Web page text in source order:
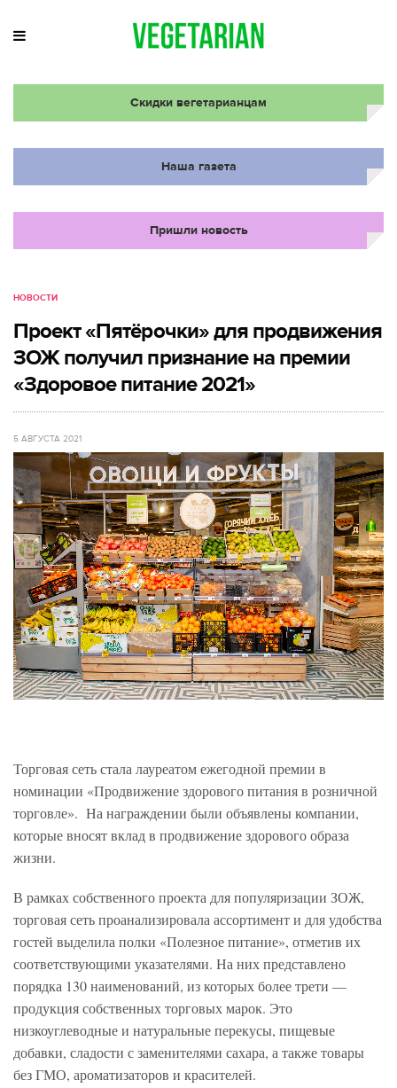
Скидки вегетарианцам
Наша газета
Пришли новость
НОВОСТИ
Проект «Пятёрочки» для продвижения
ЗОЖ получил признание на премии
«Здоровое питание 2021»
5 АВГУСТА 2021
Торговая сеть стала лауреатом ежегодной премии в
номинации «Продвижение здорового питания в розничной
торговле». На награждении были объявлены компании,
которые вносят вклад в продвижение здорового образа
жизни.
В рамках собственного проекта для популяризации ЗОЖ,
торговая сеть проанализировала ассортимент и для удобства
гостей выделила полки «Полезное питание», отметив их
соответствующими указателями. На них представлено
порядка 130 наименований, из которых более трети —
продукция собственных торговых марок. Это
низкоуглеводные и натуральные перекусы, пищевые
добавки, сладости с заменителями сахара, а также товары
без ГМО, ароматизаторов и красителей.